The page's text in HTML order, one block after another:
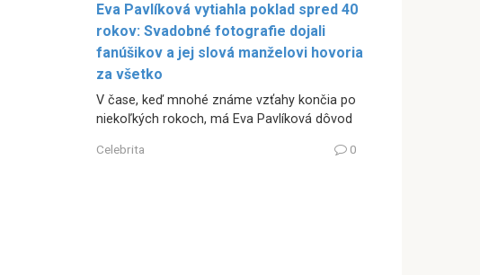
Eva Pavlíková vytiahla poklad spred 40
rokov: Svadobné fotografie dojali
fanúšikov a jej slová manželovi hovoria
za všetko
V čase, keď mnohé známe vzťahy končia po
niekoľkých rokoch, má Eva Pavlíková dôvod
Celebrita 0